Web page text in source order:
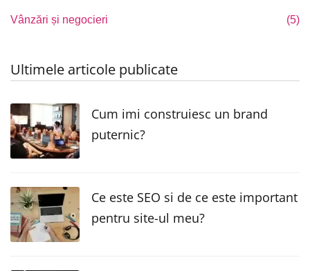
Vânzări și negocieri (5)
Ultimele articole publicate
Cum imi construiesc un brand
puternic?
Ce este SEO si de ce este important
pentru site-ul meu?